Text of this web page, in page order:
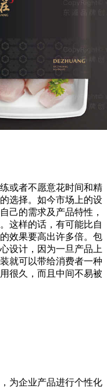
或者不愿意花时间和精
选择。如今市场上的设
己的需求及产品特性，
这样的话，有可能比自
效果要高出许多倍。包
设计，因为一旦产品上
就可以带给消费者一种
很久，而且中间不易被
为企业产品进行个性化